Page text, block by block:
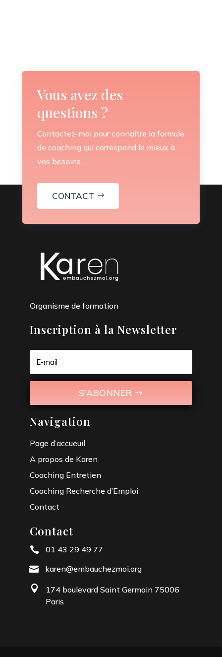
Vous avez des
questions ?
Contactez-moi pour connaître la formule
de coaching qui correspond le mieux à
vos besoins.
CONTACT
Organisme de formation
Inscription à la Newsletter
S'ABONNER
Navigation
Page d’accueuil
A propos de Karen
Coaching Entretien
Coaching Recherche d’Emploi
Contact
Contact
 01 43 29 49 77
 karen@embauchezmoi.org

174 boulevard Saint Germain 75006
Paris